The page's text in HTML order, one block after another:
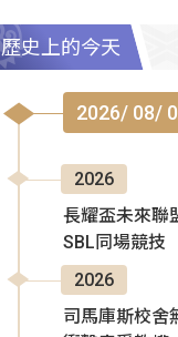
歷史上的今天
2026/ 08/
2026
長耀盃未來聯
SBL同場競技
2026
司馬庫斯校舍